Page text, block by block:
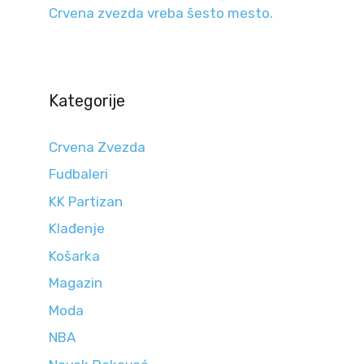
Crvena zvezda vreba šesto mesto.
Kategorije
Crvena Zvezda
Fudbaleri
KK Partizan
Klađenje
Košarka
Magazin
Moda
NBA